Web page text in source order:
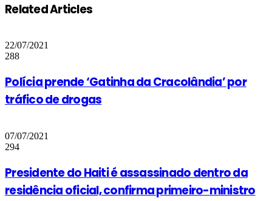
Related Articles
22/07/2021
288
Polícia prende ‘Gatinha da Cracolândia’ por
tráfico de drogas
07/07/2021
294
Presidente do Haiti é assassinado dentro da
residência oficial, confirma primeiro-ministro